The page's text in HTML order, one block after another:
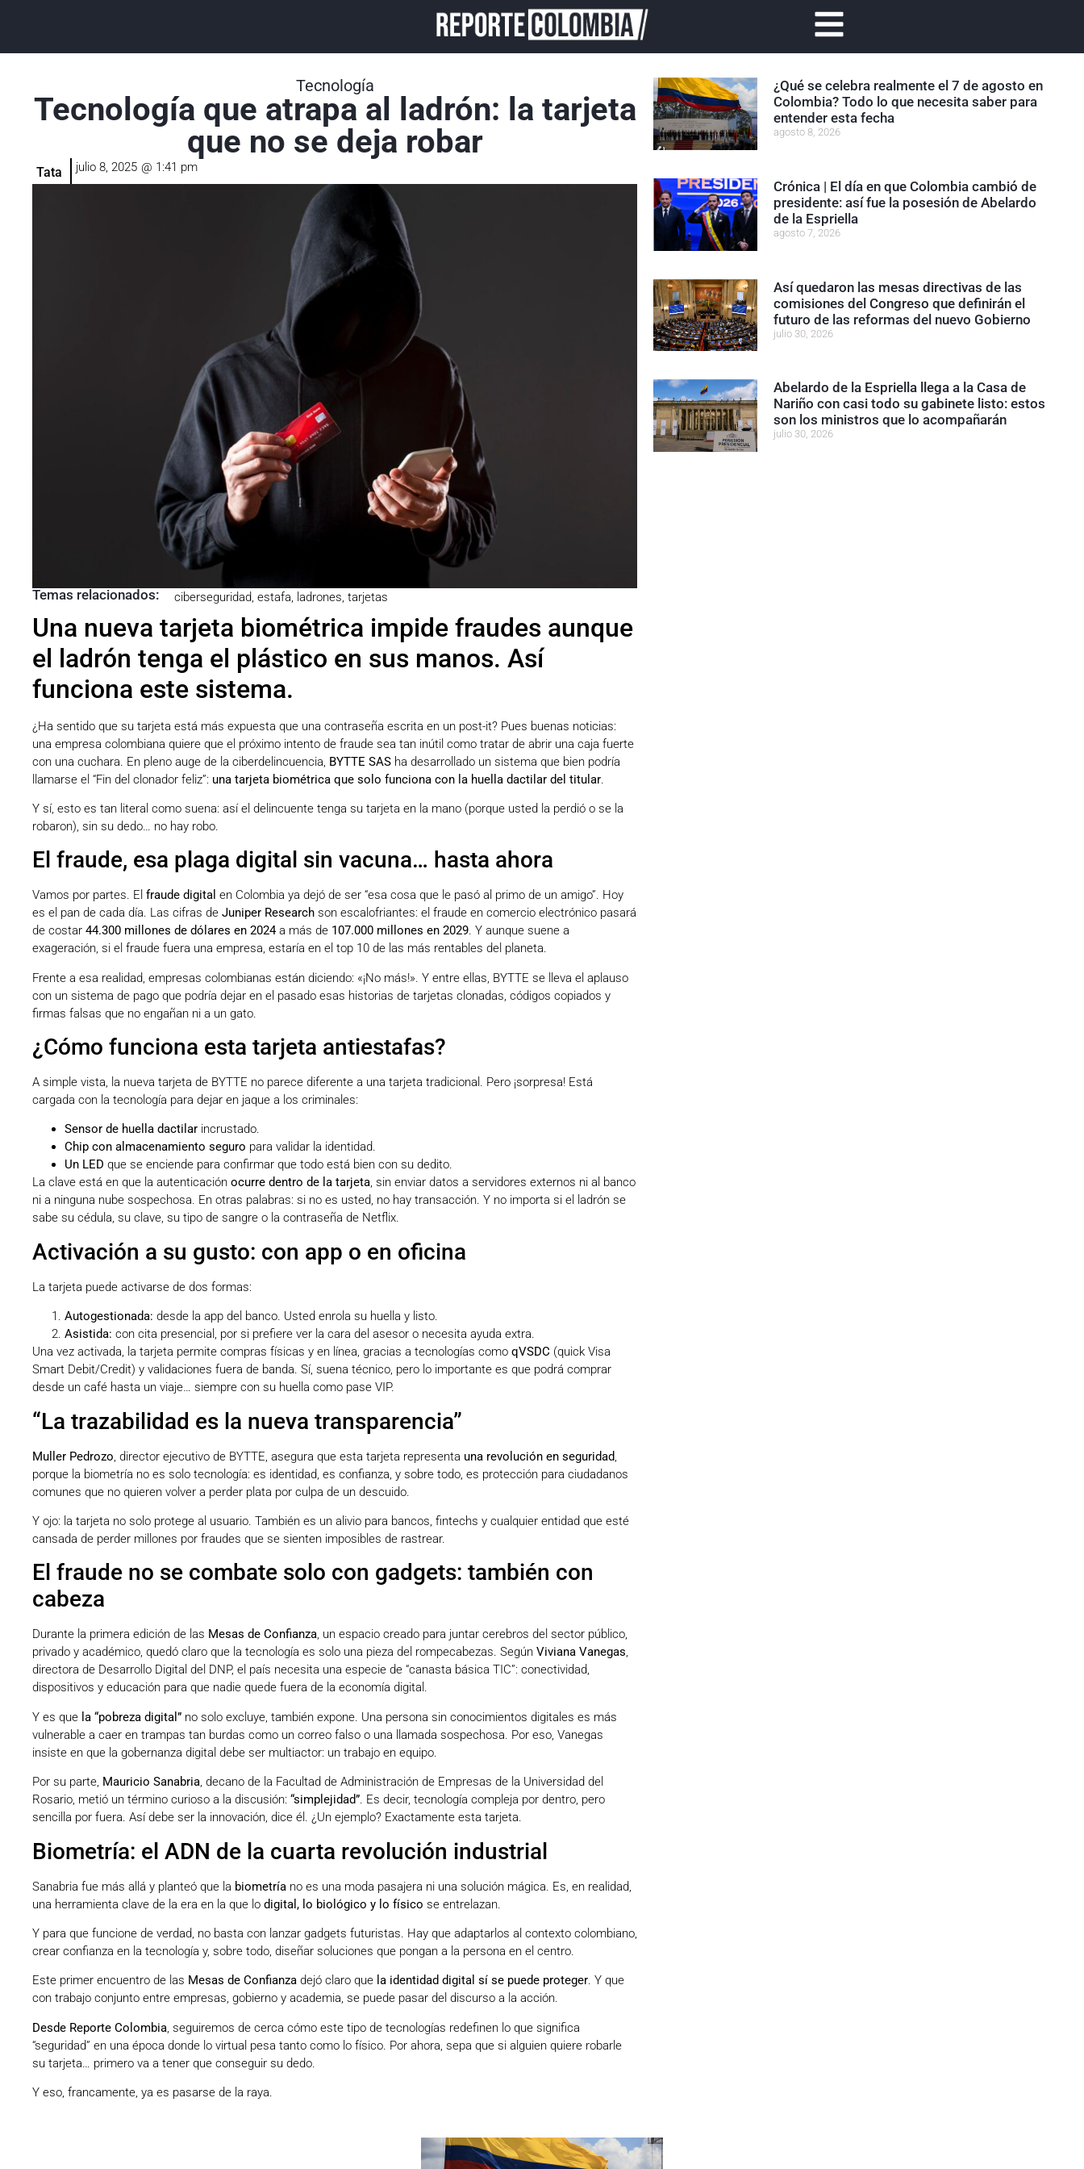
Tecnología
Tecnología que atrapa al ladrón: la tarjeta
que no se deja robar
Tata julio 8, 2025 @ 1:41 pm
Temas relacionados: ciberseguridad estafa ladrones tarjetas
Una nueva tarjeta biométrica impide fraudes aunque
el ladrón tenga el plástico en sus manos. Así
funciona este sistema.
¿Ha sentido que su tarjeta está más expuesta que una contraseña escrita en un post-it? Pues buenas noticias:
una empresa colombiana quiere que el próximo intento de fraude sea tan inútil como tratar de abrir una caja fuerte
con una cuchara. En pleno auge de la ciberdelincuencia, BYTTE SAS ha desarrollado un sistema que bien podría
llamarse el “Fin del clonador feliz”: una tarjeta biométrica que solo funciona con la huella dactilar del titular.
Y sí, esto es tan literal como suena: así el delincuente tenga su tarjeta en la mano (porque usted la perdió o se la
robaron), sin su dedo… no hay robo.
El fraude, esa plaga digital sin vacuna… hasta ahora
Vamos por partes. El fraude digital en Colombia ya dejó de ser “esa cosa que le pasó al primo de un amigo”. Hoy
es el pan de cada día. Las cifras de Juniper Research son escalofriantes: el fraude en comercio electrónico pasará
de costar 44.300 millones de dólares en 2024a más de 107.000 millones en 2029. Y aunque suene a
exageración, si el fraude fuera una empresa, estaría en el top 10 de las más rentables del planeta.
Frente a esa realidad, empresas colombianas están diciendo: «¡No más!». Y entre ellas, BYTTE se lleva el aplauso
con un sistema de pago que podría dejar en el pasado esas historias de tarjetas clonadas, códigos copiados y
firmas falsas que no engañan ni a un gato.
¿Cómo funciona esta tarjeta antiestafas?
A simple vista, la nueva tarjeta de BYTTE no parece diferente a una tarjeta tradicional. Pero ¡sorpresa! Está
cargada con la tecnología para dejar en jaque a los criminales:
Sensor de huella dactilar incrustado.
Chip con almacenamiento seguro para validar la identidad.
Un LED que se enciende para confirmar que todo está bien con su dedito.
La clave está en que la autenticación ocurre dentro de la tarjeta, sin enviar datos a servidores externos ni al banco
ni a ninguna nube sospechosa. En otras palabras: si no es usted, no hay transacción. Y no importa si el ladrón se
sabe su cédula, su clave, su tipo de sangre o la contraseña de Netflix.
Activación a su gusto: con app o en oficina
La tarjeta puede activarse de dos formas:
Autogestionada: desde la app del banco. Usted enrola su huella y listo.
Asistida: con cita presencial, por si prefiere ver la cara del asesor o necesita ayuda extra.
Una vez activada, la tarjeta permite compras físicas y en línea, gracias a tecnologías como qVSDC (quick Visa
Smart Debit/Credit) y validaciones fuera de banda. Sí, suena técnico, pero lo importante es que podrá comprar
desde un café hasta un viaje… siempre con su huella como pase VIP.
“La trazabilidad es la nueva transparencia”
Muller Pedrozo, director ejecutivo de BYTTE, asegura que esta tarjeta representa una revolución en seguridad,
porque la biometría no es solo tecnología: es identidad, es confianza, y sobre todo, es protección para ciudadanos
comunes que no quieren volver a perder plata por culpa de un descuido.
Y ojo: la tarjeta no solo protege al usuario. También es un alivio para bancos, fintechs y cualquier entidad que esté
cansada de perder millones por fraudes que se sienten imposibles de rastrear.
El fraude no se combate solo con gadgets: también con
cabeza
Durante la primera edición de las Mesas de Confianza, un espacio creado para juntar cerebros del sector público,
privado y académico, quedó claro que la tecnología es solo una pieza del rompecabezas. Según Viviana Vanegas,
directora de Desarrollo Digital del DNP, el país necesita una especie de “canasta básica TIC”: conectividad,
dispositivos y educación para que nadie quede fuera de la economía digital.
Y es que la “pobreza digital” no solo excluye, también expone. Una persona sin conocimientos digitales es más
vulnerable a caer en trampas tan burdas como un correo falso o una llamada sospechosa. Por eso, Vanegas
insiste en que la gobernanza digital debe ser multiactor: un trabajo en equipo.
Por su parte, Mauricio Sanabria, decano de la Facultad de Administración de Empresas de la Universidad del
Rosario, metió un término curioso a la discusión: “simplejidad”. Es decir, tecnología compleja por dentro, pero
sencilla por fuera. Así debe ser la innovación, dice él. ¿Un ejemplo? Exactamente esta tarjeta.
Biometría: el ADN de la cuarta revolución industrial
Sanabria fue más allá y planteó que la biometría no es una moda pasajera ni una solución mágica. Es, en realidad,
una herramienta clave de la era en la que lo digital, lo biológico y lo físico se entrelazan.
Y para que funcione de verdad, no basta con lanzar gadgets futuristas. Hay que adaptarlos al contexto colombiano,
crear confianza en la tecnología y, sobre todo, diseñar soluciones que pongan a la persona en el centro.
Este primer encuentro de las Mesas de Confianza dejó claro que la identidad digital sí se puede proteger. Y que
con trabajo conjunto entre empresas, gobierno y academia, se puede pasar del discurso a la acción.
Desde Reporte Colombia, seguiremos de cerca cómo este tipo de tecnologías redefinen lo que significa
“seguridad” en una época donde lo virtual pesa tanto como lo físico. Por ahora, sepa que si alguien quiere robarle
su tarjeta… primero va a tener que conseguir su dedo.
Y eso, francamente, ya es pasarse de la raya.
¿Qué se celebra realmente el 7 de agosto en
Colombia? Todo lo que necesita saber para
entender esta fecha
agosto 8, 2026
Crónica | El día en que Colombia cambió de
presidente: así fue la posesión de Abelardo
de la Espriella
agosto 7, 2026
Así quedaron las mesas directivas de las
comisiones del Congreso que definirán el
futuro de las reformas del nuevo Gobierno
julio 30, 2026
Abelardo de la Espriella llega a la Casa de
Nariño con casi todo su gabinete listo: estos
son los ministros que lo acompañarán
julio 30, 2026